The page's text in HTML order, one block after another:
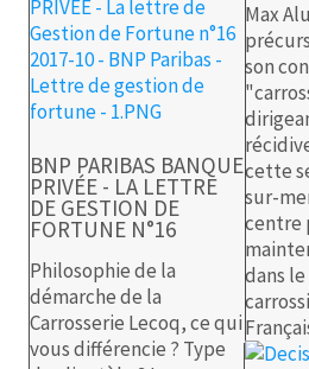
Max
son
cette
sur-
centre
dans
BNP PARIBAS BANQUE
PRIVÉE - LA LETTRE
DE GESTION DE
FORTUNE N°16
Philosophie de la
démarche de la
Carrosserie Lecoq, ce qui
vous différencie ? Type